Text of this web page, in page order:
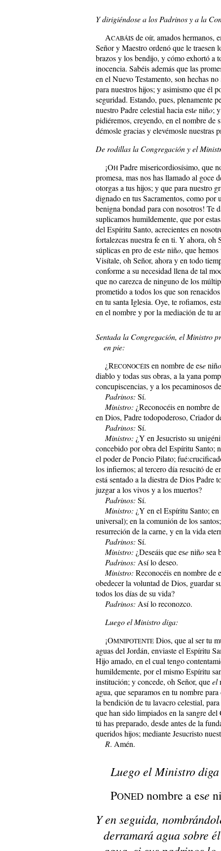
Y dirigiéndose a los Padrinos y a la
ACABÁIS de oír, amados hermanos,
Señor y Maestro ordenó que le traesen
brazos y los bendijo, y cómo exhortó a
inocencia. Sabéis además que las
en el Nuevo Testamento, son hechas
para nuestros hijos; y asimismo que él
seguridad. Estando, pues, plenamente
nuestro Padre celestial hacia esteniño;
pidiéremos, creyendo, en el nombre de
démosle gracias y elevémosle nuestras
De rodillas la Congregación y el
¡OH Padre misericordiosísimo, que
promesa, mas nos has llamado al goce
otorgas a tus hijos; y que para nuestro
dignado en tus Sacramentos, como por
benigna bondad para con nosotros! Te
suplicamos humildemente, que por
del Espíritu Santo, acrecientes en
fortalezcas nuestra fe en ti. Y ahora, oh
súplicas en pro de esteniño, que
Visítale, oh Señor, ahora y en todo
conforme a su necesidad llena de tal
que no carezca de ninguno de los
prometido a todos los que son
en tu santa Iglesia. Oye, te rofiamos,
en el nombre y por la mediación de tu
Sentada la Congregación, el Ministro
en pie:
¿RECONOCÉIS en nombre de eseniño
diablo y todas sus obras, a la yana
concupiscencias, y a los pecaminosos
Padrinos: Sí.
Ministro: ¿Reconocéis en nombre de
en Dios, Padre todopoderoso, Criador
Padrinos: Sí.
Ministro: ¿Y en Jesucristo su
concebido por obra del Espíritu Santo;
el poder de Poncio Pilato;
los infiernos; al tercero día resucitó de
está sentado a la diestra de Dios Padre
juzgar a los vivos y a los muertos?
Padrinos: Sí.
Ministro: ¿Y en el Espíritu Santo;
universal); en la comunión de los
resurreción de la carne, y en la vida
Padrinos: Sí.
Ministro: ¿Deseáis que eseniñosea
Padrinos: Así lo deseo.
Ministro: Reconocéis en nombre de
obedecer la voluntad de Dios, guardar
todos los días de su vida?
Padrinos: Así lo reconozco.
Luego el Ministro diga:
¡OMNIPOTENTE Dios, que al ser tu
aguas del Jordán, enviaste el Espíritu
Hijo amado, en el cual tengo
humildemente, por el mismo Espíritu
institución; y concede, oh Señor, queel
agua, que separamos en tu nombre
la bendición de tu lavacro celestial,
que han sido limpiados en la sangre
tú has preparado, desde antes de la
queridos hijos; mediante Jesucristo
R. Amén.
Luego el Ministro diga
PONED nombre a ese
Y en seguida,
derramará agua sobre